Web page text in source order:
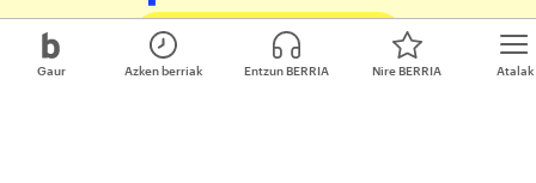
Gaur Atalak
Azken berriak Entzun BERRIA Nire BERRIA
Egin zure ekarpena